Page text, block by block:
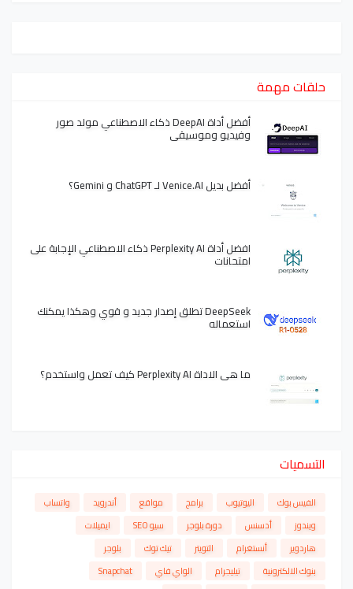
حلقات مهمة
أفضل أداة DeepAI ذكاء الاصطناعي مولد صور
وفيديو وموسيقى
أفضل بديل Venice.AI لـ ChatGPT و Gemini؟
افضل أداة Perplexity AI ذكاء الاصطناعي الإجابة على
امتحانات
DeepSeek تطلق إصدار جديد و قوي وهكذا يمكنك
استعماله
ما هي الاداة Perplexity AI كيف تعمل واستخدم؟
التسميات
الفيس بوك اليوتيوب برامج مواقع أندرويد
واتساب
ويندوز
أدسنس دورة بلوجر سيو SEO
ايميلات
هاردوير
أنستغرام التويتر تيك توك
بلوجر
بنوك الالكترونية
تيليجرام الواي فاي
Snapchat